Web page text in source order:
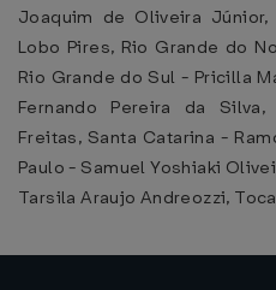
Joaquim de Oliveira
Lobo Pires, Rio Grande do
Rio Grande do Sul - Pricilla
Fernando Pereira da
Freitas, Santa Catarina -
Paulo - Samuel Yoshiaki
Tarsila Araujo Andreozzi,